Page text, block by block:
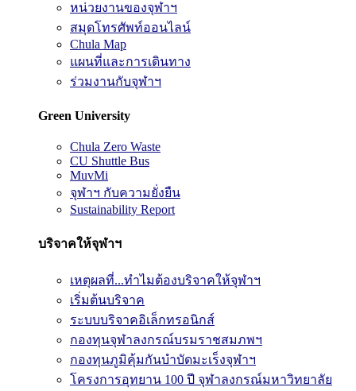
หน่วยงานของจุฬาฯ
สมุดโทรศัพท์ออนไลน์
Chula Map
แผนที่และการเดินทาง
ร่วมงานกับจุฬาฯ
Green University
Chula Zero Waste
CU Shuttle Bus
MuvMi
จุฬาฯ กับความยั่งยืน
Sustainability Report
บริจาคให้จุฬาฯ
เหตุผลที่...ทำไมต้องบริจาคให้จุฬาฯ
เริ่มต้นบริจาค
ระบบบริจาคอิเล็กทรอนิกส์
กองทุนจุฬาลงกรณ์บรมราชสมภพฯ
กองทุนภูมิคุ้มกันบำบัดมะเร็งจุฬาฯ
โครงการอุทยาน 100 ปี จุฬาลงกรณ์มหาวิทยาลัย